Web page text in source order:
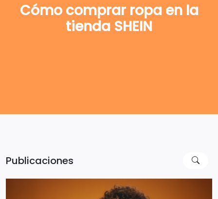
Cómo comprar ropa en la
tienda SHEIN
Publicaciones